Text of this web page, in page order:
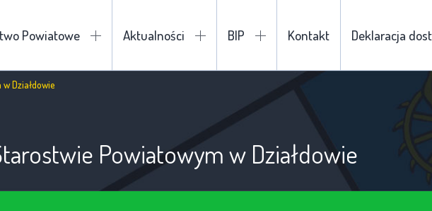
Powiatowe Aktualności BIP Kontakt Deklaracja
Działdowie
Powiatowym w Działdowie